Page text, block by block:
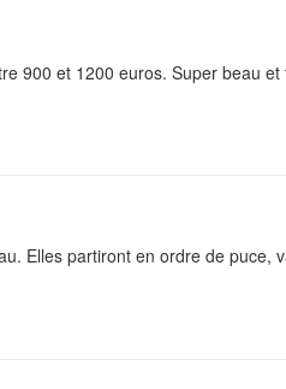
900 et 1200 euros. Super beau et
Elles partiront en ordre de puce,